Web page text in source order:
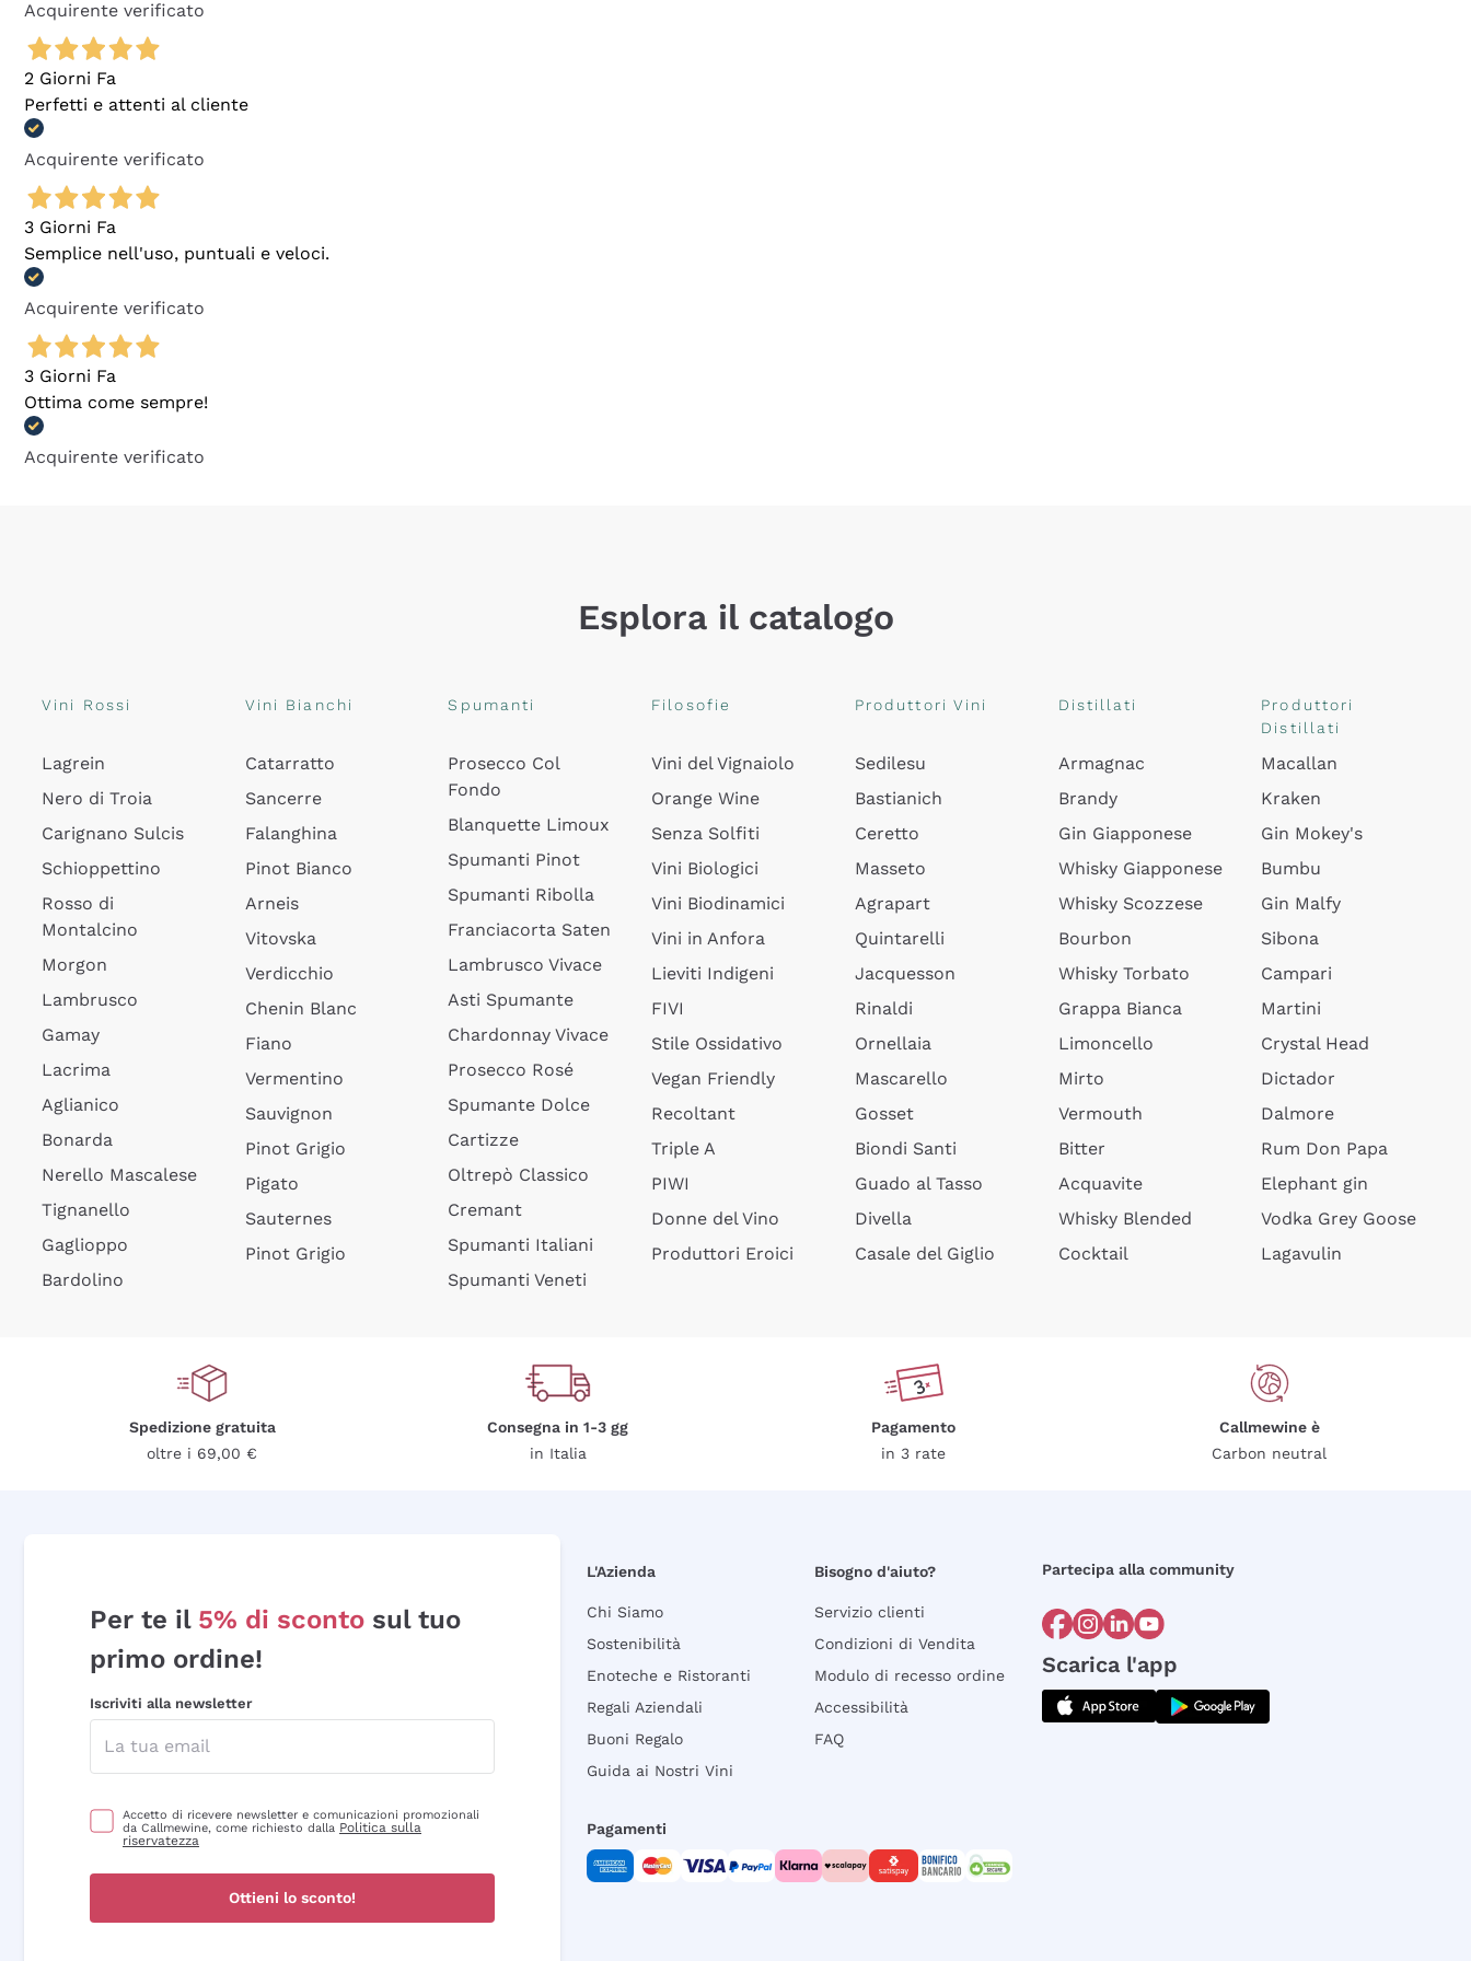
Acquirente verificato
2 Giorni Fa
Perfetti e attenti al cliente
Acquirente verificato
3 Giorni Fa
Semplice nell'uso, puntuali e veloci.
Acquirente verificato
3 Giorni Fa
Ottima come sempre!
Acquirente verificato
Esplora il catalogo
Vini Rossi
Lagrein
Nero di Troia
Carignano Sulcis
Schioppettino
Rosso di
Montalcino
Morgon
Lambrusco
Gamay
Lacrima
Aglianico
Bonarda
Nerello Mascalese
Tignanello
Gaglioppo
Bardolino
Vini Bianchi
Catarratto
Sancerre
Falanghina
Pinot Bianco
Arneis
Vitovska
Verdicchio
Chenin Blanc
Fiano
Vermentino
Sauvignon
Pinot Grigio
Pigato
Sauternes
Pinot Grigio
Spumanti
Prosecco Col
Fondo
Blanquette Limoux
Spumanti Pinot
Spumanti Ribolla
Franciacorta Saten
Lambrusco Vivace
Asti Spumante
Chardonnay Vivace
Prosecco Rosé
Spumante Dolce
Cartizze
Oltrepò Classico
Cremant
Spumanti Italiani
Spumanti Veneti
Filosofie
Vini del Vignaiolo
Orange Wine
Senza Solfiti
Vini Biologici
Vini Biodinamici
Vini in Anfora
Lieviti Indigeni
FIVI
Stile Ossidativo
Vegan Friendly
Recoltant
Triple A
PIWI
Donne del Vino
Produttori Eroici
Produttori Vini
Sedilesu
Bastianich
Ceretto
Masseto
Agrapart
Quintarelli
Jacquesson
Rinaldi
Ornellaia
Mascarello
Gosset
Biondi Santi
Guado al Tasso
Divella
Casale del Giglio
Distillati
Armagnac
Brandy
Gin Giapponese
Whisky Giapponese
Whisky Scozzese
Bourbon
Whisky Torbato
Grappa Bianca
Limoncello
Mirto
Vermouth
Bitter
Acquavite
Whisky Blended
Cocktail
Produttori
Distillati
Macallan
Kraken
Gin Mokey's
Bumbu
Gin Malfy
Sibona
Campari
Martini
Crystal Head
Dictador
Dalmore
Rum Don Papa
Elephant gin
Vodka Grey Goose
Lagavulin
Spedizione gratuita
oltre i 69,00 €
Consegna in 1-3 gg
in Italia
Pagamento
in 3 rate
Callmewine è
Carbon neutral
Per te il 5% di sconto sul tuo
primo ordine!
Iscriviti alla newsletter
Accetto di ricevere newsletter e comunicazioni promozionali
da Callmewine, come richiesto dalla Politica sulla
riservatezza
Ottieni lo sconto!
L'Azienda
Chi Siamo
Sostenibilità
Enoteche e Ristoranti
Regali Aziendali
Buoni Regalo
Guida ai Nostri Vini
Bisogno d'aiuto?
Servizio clienti
Condizioni di Vendita
Modulo di recesso ordine
Accessibilità
FAQ
Partecipa alla community
Scarica l'app
Pagamenti